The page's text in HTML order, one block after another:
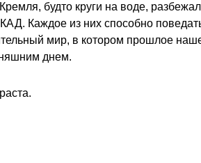
будто круги на воде,
Каждое из них способно
мир, в котором прошлое
днем.